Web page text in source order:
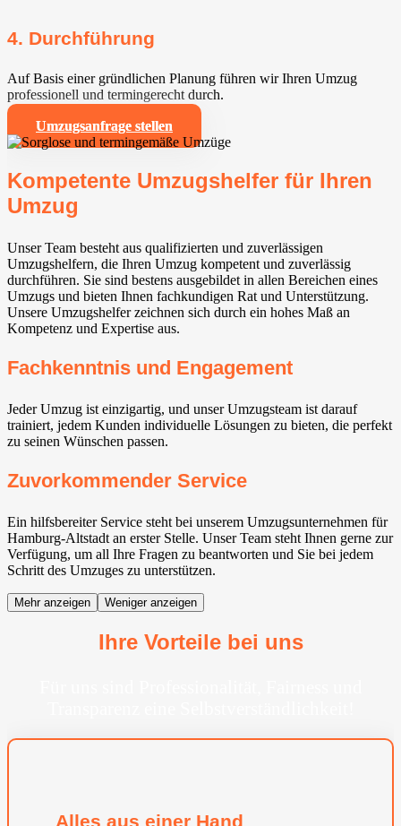
4. Durchführung
Auf Basis einer gründlichen Planung führen wir Ihren Umzug
professionell und termingerecht durch.
Umzugsanfrage stellen
Kompetente Umzugshelfer für Ihren
Umzug
Unser Team besteht aus qualifizierten und zuverlässigen
Umzugshelfern, die Ihren Umzug kompetent und zuverlässig
durchführen. Sie sind bestens ausgebildet in allen Bereichen eines
Umzugs und bieten Ihnen fachkundigen Rat und Unterstützung.
Unsere Umzugshelfer zeichnen sich durch ein hohes Maß an
Kompetenz und Expertise aus.
Fachkenntnis und Engagement
Jeder Umzug ist einzigartig, und unser Umzugsteam ist darauf
trainiert, jedem Kunden individuelle Lösungen zu bieten, die perfekt
zu seinen Wünschen passen.
Zuvorkommender Service
Ein hilfsbereiter Service steht bei unserem Umzugsunternehmen für
Hamburg-Altstadt an erster Stelle. Unser Team steht Ihnen gerne zur
Verfügung, um all Ihre Fragen zu beantworten und Sie bei jedem
Schritt des Umzuges zu unterstützen.
Mehr anzeigen Weniger anzeigen
Ihre Vorteile bei uns
Alles aus einer Hand